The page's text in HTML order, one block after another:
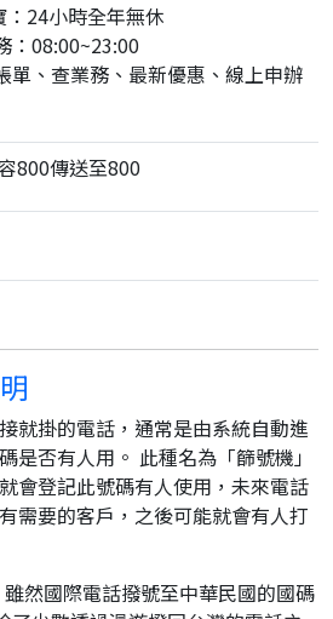
：24小時全年無休
：08:00~23:00
單、查業務、最新優惠、線上申辦
800傳送至800
就掛的電話，通常是由系統自動進
是否有人用。 此種名為「篩號機」
會登記此號碼有人使用，未來電話
需要的客戶，之後可能就會有人打
然國際電話撥號至中華民國的國碼